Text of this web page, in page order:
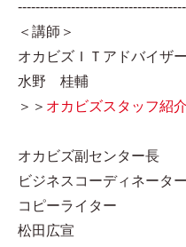
＜講師＞
オカビズＩＴアドバイザー
水野 桂輔
＞＞ オカビズスタッフ紹
オカビズ副センター長
ビジネスコーディネーター
コピーライター
松田広宣